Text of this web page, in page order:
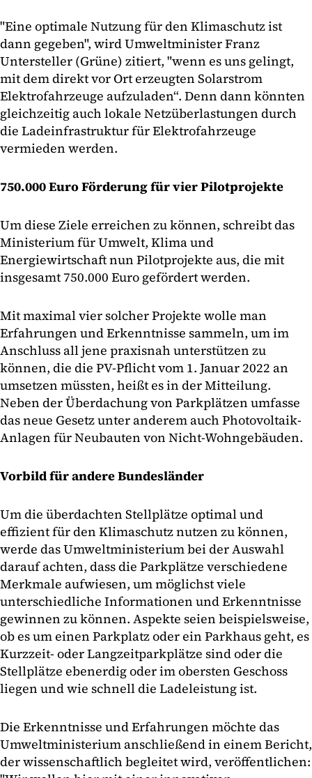
"Eine optimale Nutzung für den Klimaschutz ist
dann gegeben", wird Umweltminister Franz
Untersteller (Grüne) zitiert, "wenn es uns gelingt,
mit dem direkt vor Ort erzeugten Solarstrom
Elektrofahrzeuge aufzuladen“. Denn dann könnten
gleichzeitig auch lokale Netzüberlastungen durch
die Ladeinfrastruktur für Elektrofahrzeuge
vermieden werden.
750.000 Euro Förderung für vier Pilotprojekte
Um diese Ziele erreichen zu können, schreibt das
Ministerium für Umwelt, Klima und
Energiewirtschaft nun Pilotprojekte aus, die mit
insgesamt 750.000 Euro gefördert werden.
Mit maximal vier solcher Projekte wolle man
Erfahrungen und Erkenntnisse sammeln, um im
Anschluss all jene praxisnah unterstützen zu
können, die die PV-Pflicht vom 1. Januar 2022 an
umsetzen müssten, heißt es in der Mitteilung.
Neben der Überdachung von Parkplätzen umfasse
das neue Gesetz unter anderem auch Photovoltaik-
Anlagen für Neubauten von Nicht-Wohngebäuden.
Vorbild für andere Bundesländer
Um die überdachten Stellplätze optimal und
effizient für den Klimaschutz nutzen zu können,
werde das Umweltministerium bei der Auswahl
darauf achten, dass die Parkplätze verschiedene
Merkmale aufwiesen, um möglichst viele
unterschiedliche Informationen und Erkenntnisse
gewinnen zu können. Aspekte seien beispielsweise,
ob es um einen Parkplatz oder ein Parkhaus geht, es
Kurzzeit- oder Langzeitparkplätze sind oder die
Stellplätze ebenerdig oder im obersten Geschoss
liegen und wie schnell die Ladeleistung ist.
Die Erkenntnisse und Erfahrungen möchte das
Umweltministerium anschließend in einem Bericht,
der wissenschaftlich begleitet wird, veröffentlichen: